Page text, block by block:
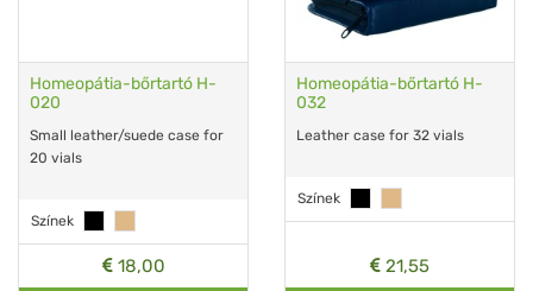
Homeopátia-bőrtartó H-
020
Small leather/suede case for
20 vials
Színek
18,00
Homeopátia-bőrtartó H-
032
Leather case for 32 vials
Színek
21,55